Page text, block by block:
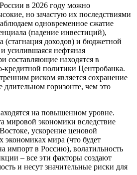
в 2026 году можно
но зачастую их последствиями
одновременное сжатие
(падение инвестиций),
(стагнация доходов) и бюджетной
усилившаяся нефтяная
составляющие находятся в
кредитной политики Центробанка.
риском является сохранение
длительном горизонте, чем это
на повышенном уровне.
мировой экономики вследствие
ускорение ценовой
мира (что будет
импорт в Россию), волатильность
– все эти факторы создают
и несут значительные риски для